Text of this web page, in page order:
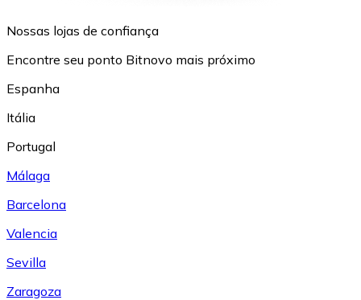
Nossas lojas de confiança
Encontre seu ponto Bitnovo mais próximo
Espanha
Itália
Portugal
Málaga
Barcelona
Valencia
Sevilla
Zaragoza